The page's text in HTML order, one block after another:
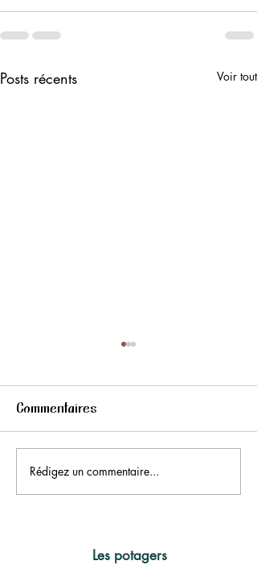
Posts récents Voir tout
Nouveau : concours
cuisine
Commentaires
Rédigez un commentaire...
Les potagers